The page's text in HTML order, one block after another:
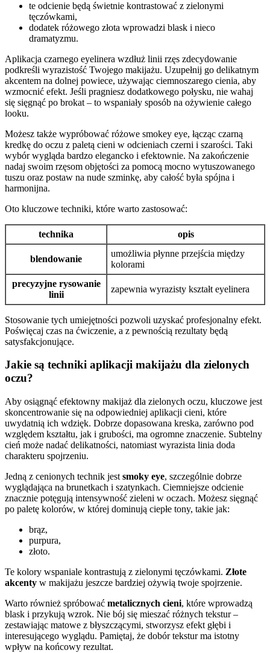
te odcienie będą świetnie kontrastować z zielonymi
tęczówkami,
dodatek różowego złota wprowadzi blask i nieco
dramatyzmu.
Aplikacja czarnego eyelinera wzdłuż linii rzęs zdecydowanie
podkreśli wyrazistość Twojego makijażu. Uzupełnij go delikatnym
akcentem na dolnej powiece, używając ciemnoszarego cienia, aby
wzmocnić efekt. Jeśli pragniesz dodatkowego połysku, nie wahaj
się sięgnąć po brokat – to wspaniały sposób na ożywienie całego
looku.
Możesz także wypróbować różowe smokey eye, łącząc czarną
kredkę do oczu z paletą cieni w odcieniach czerni i szarości. Taki
wybór wygląda bardzo elegancko i efektownie. Na zakończenie
nadaj swoim rzęsom objętości za pomocą mocno wytuszowanego
tuszu oraz postaw na nude szminkę, aby całość była spójna i
harmonijna.
Oto kluczowe techniki, które warto zastosować:
technika opis
blendowanie
umożliwia płynne przejścia między
kolorami
precyzyjne rysowanie
linii
zapewnia wyrazisty kształt eyelinera
Stosowanie tych umiejętności pozwoli uzyskać profesjonalny efekt.
Poświęcaj czas na ćwiczenie, a z pewnością rezultaty będą
satysfakcjonujące.
Jakie są techniki aplikacji makijażu dla zielonych
oczu?
Aby osiągnąć efektowny makijaż dla zielonych oczu, kluczowe jest
skoncentrowanie się na odpowiedniej aplikacji cieni, które
uwydatnią ich wdzięk. Dobrze dopasowana kreska, zarówno pod
względem kształtu, jak i grubości, ma ogromne znaczenie. Subtelny
cień może nadać delikatności, natomiast wyrazista linia doda
charakteru spojrzeniu.
Jedną z cenionych technik jest smoky eye, szczególnie dobrze
wyglądająca na brunetkach i szatynkach. Ciemniejsze odcienie
znacznie potęgują intensywność zieleni w oczach. Możesz sięgnąć
po paletę kolorów, w której dominują ciepłe tony, takie jak:
brąz,
purpura,
złoto.
Te kolory wspaniale kontrastują z zielonymi tęczówkami. Złote
akcenty w makijażu jeszcze bardziej ożywią twoje spojrzenie.
Warto również spróbować metalicznych cieni, które wprowadzą
blask i przykują wzrok. Nie bój się mieszać różnych tekstur –
zestawiając matowe z błyszczącymi, stworzysz efekt głębi i
interesującego wyglądu. Pamiętaj, że dobór tekstur ma istotny
wpływ na końcowy rezultat.